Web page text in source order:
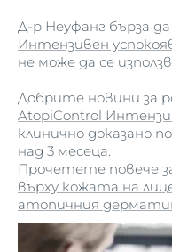
Д-р Неуфанг бърза
Интензивен
не може да се
Добрите новини за
AtopiControl
клинично доказано
над 3 месеца.
Прочетете повече
върху кожата на
атопичния